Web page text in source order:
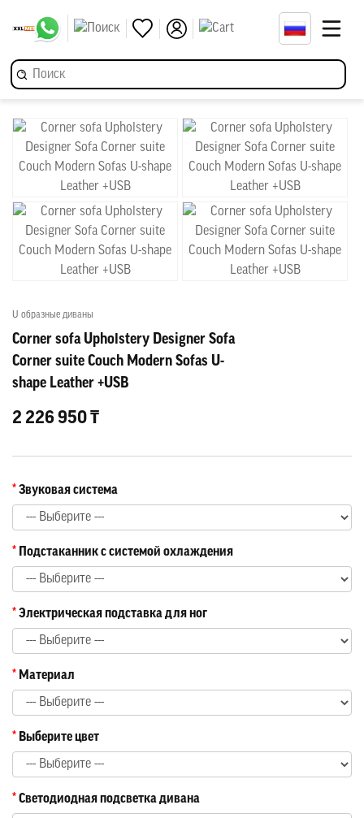
U образные диваны
Corner sofa Upholstery Designer Sofa
Corner suite Couch Modern Sofas U-
shape Leather +USB
2 226 950 ₸
Звуковая система
Подстаканник с системой охлаждения
Электрическая подставка для ног
Материал
Выберите цвет
Светодиодная подсветка дивана